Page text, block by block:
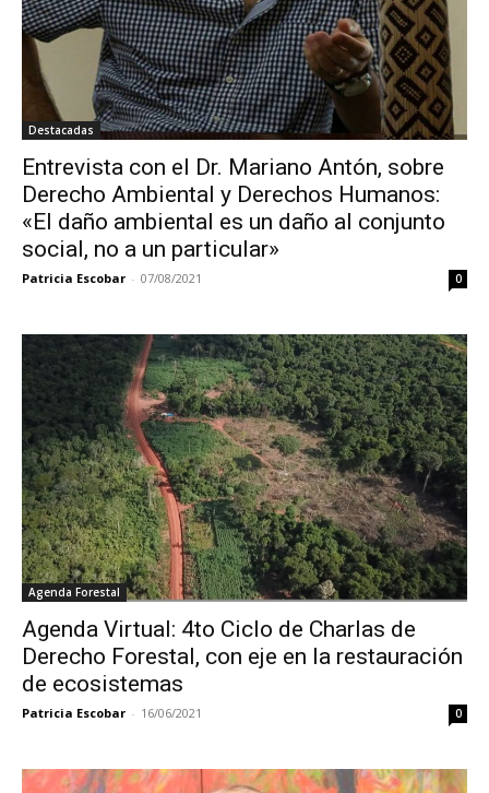
Destacadas
Entrevista con el Dr. Mariano Antón, sobre
Derecho Ambiental y Derechos Humanos:
«El daño ambiental es un daño al conjunto
social, no a un particular»
Patricia Escobar - 07/08/2021 0
Agenda Forestal
Agenda Virtual: 4to Ciclo de Charlas de
Derecho Forestal, con eje en la restauración
de ecosistemas
Patricia Escobar - 16/06/2021 0